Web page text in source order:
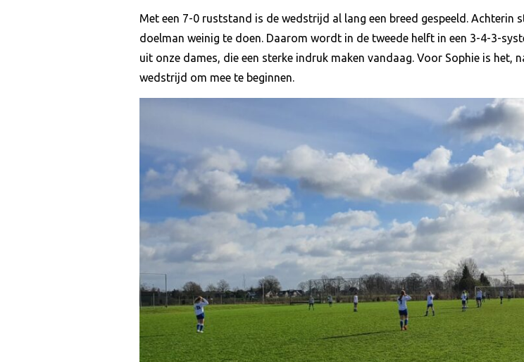
Met een 7-0 ruststand is de wedstrijd al lang een breed gespeeld. Achterin
doelman weinig te doen. Daarom wordt in de tweede helft in een 3-4-3-
uit onze dames, die een sterke indruk maken vandaag. Voor Sophie is
wedstrijd om mee te beginnen.